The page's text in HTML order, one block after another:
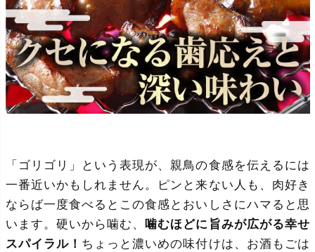
「ゴリゴリ」という表現が、親鳥の食感を伝えるには
一番近いかもしれません。ピンと来ない人も、肉好き
ならば一度食べるとこの食感とおいしさにハマると思
います。硬いから噛む、噛むほどに旨みが広がる幸せ
スパイラル！ ちょっと濃いめの味付けは、お酒もごは